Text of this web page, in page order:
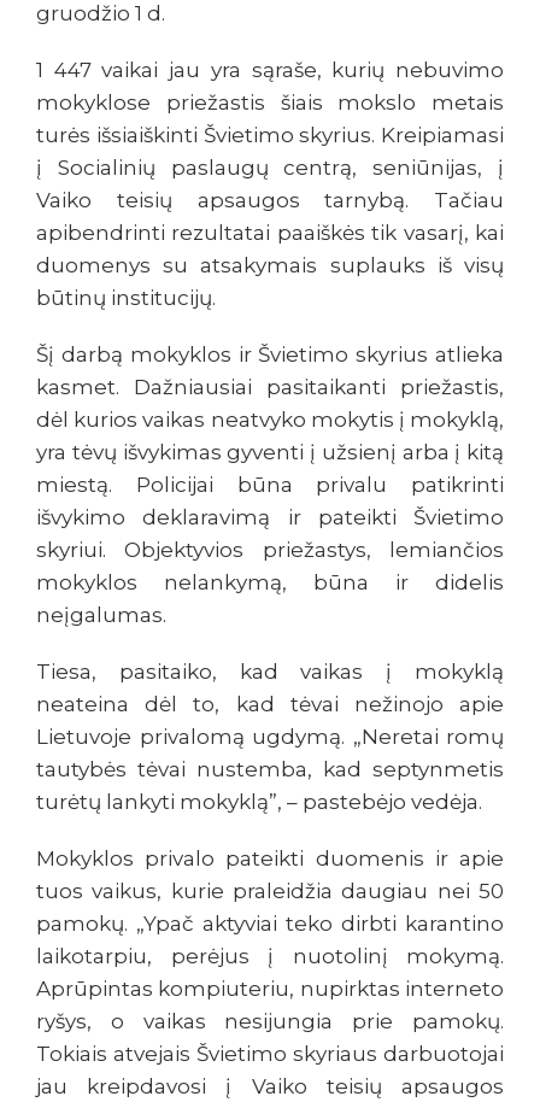
gruodžio 1 d.
1 447 vaikai jau yra sąraše, kurių nebuvimo
mokyklose priežastis šiais mokslo metais
turės išsiaiškinti Švietimo skyrius. Kreipiamasi
į Socialinių paslaugų centrą, seniūnijas, į
Vaiko teisių apsaugos tarnybą. Tačiau
apibendrinti rezultatai paaiškės tik vasarį, kai
duomenys su atsakymais suplauks iš visų
būtinų institucijų.
Šį darbą mokyklos ir Švietimo skyrius atlieka
kasmet. Dažniausiai pasitaikanti priežastis,
dėl kurios vaikas neatvyko mokytis į mokyklą,
yra tėvų išvykimas gyventi į užsienį arba į kitą
miestą. Policijai būna privalu patikrinti
išvykimo deklaravimą ir pateikti Švietimo
skyriui. Objektyvios priežastys, lemiančios
mokyklos nelankymą, būna ir didelis
neįgalumas.
Tiesa, pasitaiko, kad vaikas į mokyklą
neateina dėl to, kad tėvai nežinojo apie
Lietuvoje privalomą ugdymą. „Neretai romų
tautybės tėvai nustemba, kad septynmetis
turėtų lankyti mokyklą”, – pastebėjo vedėja.
Mokyklos privalo pateikti duomenis ir apie
tuos vaikus, kurie praleidžia daugiau nei 50
pamokų. „Ypač aktyviai teko dirbti karantino
laikotarpiu, perėjus į nuotolinį mokymą.
Aprūpintas kompiuteriu, nupirktas interneto
ryšys, o vaikas nesijungia prie pamokų.
Tokiais atvejais Švietimo skyriaus darbuotojai
jau kreipdavosi į Vaiko teisių apsaugos